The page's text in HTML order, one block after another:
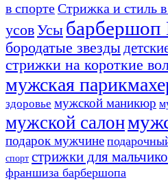
в спортеСтрижка и стиль
усовУсы барбершоп
бородатые звезды
стрижки на короткие
мужская
здоровье мужской маникюр
мужской салон
подарок мужчине
спорт стрижки для
франшиза барбершопа